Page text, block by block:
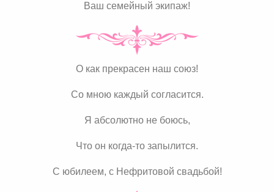
Ваш семейный экипаж!
О как прекрасен наш союз!
Со мною каждый согласится.
Я абсолютно не боюсь,
Что он когда-то запылится.
С юбилеем, с Нефритовой свадьбой!